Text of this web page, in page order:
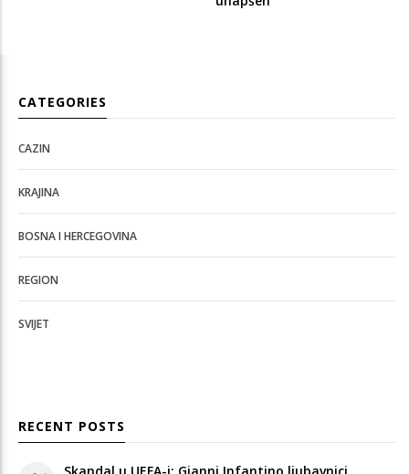
CATEGORIES
CAZIN
KRAJINA
BOSNA I HERCEGOVINA
REGION
SVIJET
RECENT POSTS